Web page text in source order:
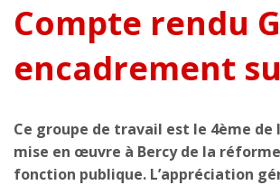
Compte rendu
encadrement
Ce groupe de travail est le 4ème de
mise en œuvre à Bercy de la
fonction publique. L’appréciation